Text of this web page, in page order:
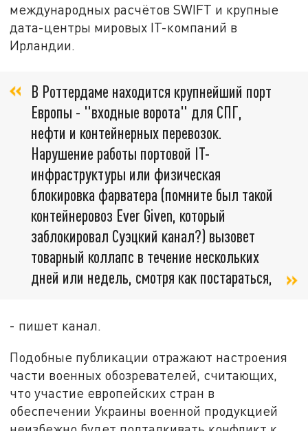
международных расчётов SWIFT и крупные
дата-центры мировых IT-компаний в
Ирландии.
В Роттердаме находится крупнейший порт
Европы - "входные ворота" для СПГ,
нефти и контейнерных перевозок.
Нарушение работы портовой IT-
инфраструктуры или физическая
блокировка фарватера (помните был такой
контейнеровоз Ever Given, который
заблокировал Суэцкий канал?) вызовет
товарный коллапс в течение нескольких
дней или недель, смотря как постараться,
- пишет канал.
Подобные публикации отражают настроения
части военных обозревателей, считающих,
что участие европейских стран в
обеспечении Украины военной продукцией